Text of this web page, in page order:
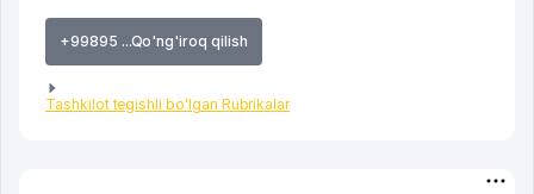
+99895 ...Qo'ng'iroq qilish
Tashkilot tegishli bo'lgan Rubrikalar